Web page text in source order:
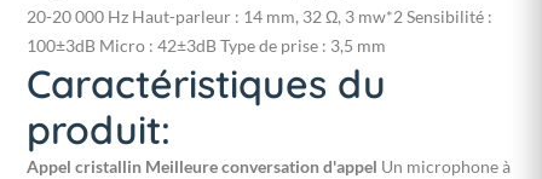
20-20 000 Hz Haut-parleur : 14 mm, 32 Ω, 3 mw*2 Sensibilité :
100±3dB Micro : 42±3dB Type de prise : 3,5 mm
Caractéristiques du
produit:
Appel cristallin Meilleure conversation d'appel Un microphone à